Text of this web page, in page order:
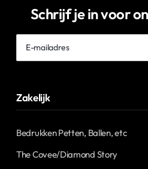
Schrijf je in voor
Zakelijk
Bedrukken Petten, Ballen, etc
The Covee/Diamond Story